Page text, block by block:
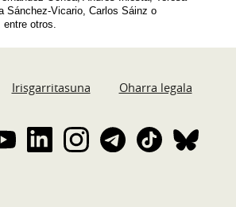
Sánchez-Vicario, Carlos Sáinz o
entre otros.
Irisgarritasuna Oharra legala